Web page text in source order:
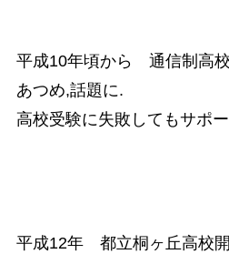
平成10年頃から 通信制高
あつめ,話題に.
高校受験に失敗してもサポ
平成12年 都立桐ヶ丘高校